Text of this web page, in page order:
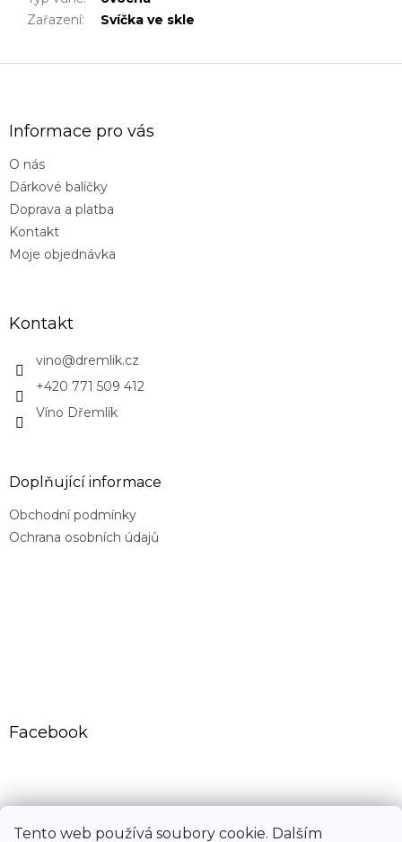
Tento web používá soubory cookie. Dalším
Zařazení: Svíčka ve skle
Informace pro vás
O nás
Dárkové balíčky
Doprava a platba
Kontakt
Moje objednávka
Kontakt
vino@dremlik.cz
+420 771 509 412
Víno Dřemlík
Doplňující informace
Obchodní podmínky
Ochrana osobních údajů
Facebook